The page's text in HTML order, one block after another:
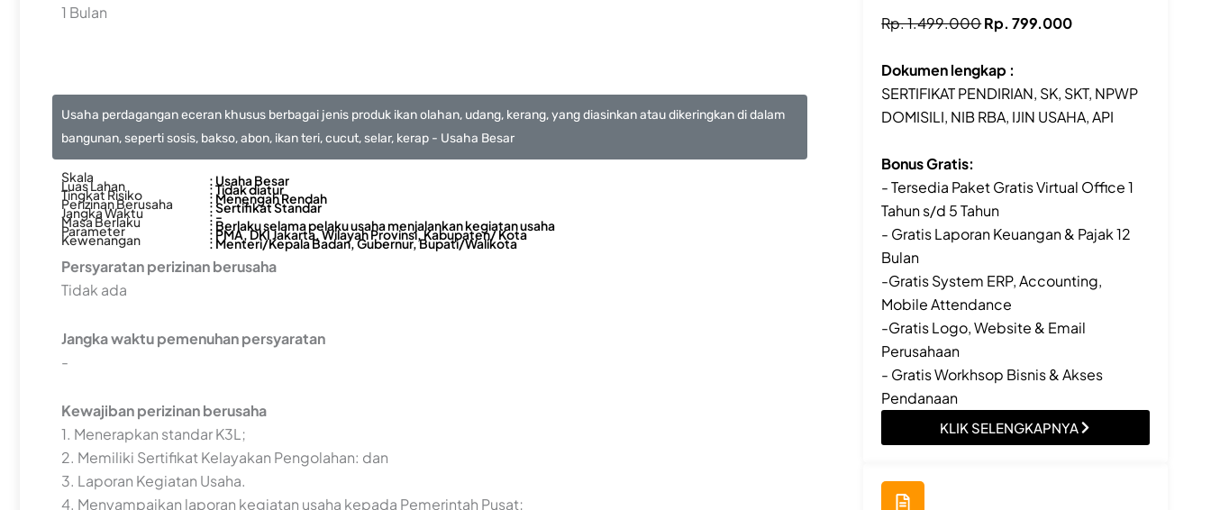
1 Bulan
Usaha perdagangan eceran khusus berbagai jenis produk ikan olahan, udang, kerang, yang diasinkan atau dikeringkan di dalam
bangunan, seperti sosis, bakso, abon, ikan teri, cucut, selar, kerap - Usaha Besar
Skala : Usaha Besar
Luas Lahan : Tidak diatur
Tingkat Risiko : Menengah Rendah
Perizinan Berusaha : Sertifikat Standar
Jangka Waktu : -
Masa Berlaku : Berlaku selama pelaku usaha menjalankan kegiatan usaha
Parameter : PMA, DKI Jakarta, Wilayah Provinsi, Kabupaten/ Kota
Kewenangan : Menteri/Kepala Badan, Gubernur, Bupati/Walikota
Persyaratan perizinan berusaha
Tidak ada
Jangka waktu pemenuhan persyaratan
-
Kewajiban perizinan berusaha
1. Menerapkan standar K3L;
2. Memiliki Sertifikat Kelayakan Pengolahan: dan
3. Laporan Kegiatan Usaha.
4. Menyampaikan laporan kegiatan usaha kepada Pemerintah Pusat;
Rp. 1.499.000Rp. 799.000
Dokumen lengkap :
SERTIFIKAT PENDIRIAN, SK, SKT, NPWP
DOMISILI, NIB RBA, IJIN USAHA, API
Bonus Gratis:
- Tersedia Paket Gratis Virtual Office 1
Tahun s/d 5 Tahun
- Gratis Laporan Keuangan & Pajak 12
Bulan
-Gratis System ERP, Accounting,
Mobile Attendance
-Gratis Logo, Website & Email
Perusahaan
- Gratis Workhsop Bisnis & Akses
Pendanaan
KLIK SELENGKAPNYA